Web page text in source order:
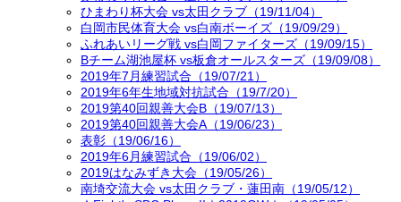
ひまわり杯大会 vs太田クラブ（19/11/04）
白岡市民体育大会 vs白南ボーイズ（19/09/29）
ふれあいリーグ戦 vs白岡ファイターズ（19/09/15）
Bチーム湖池屋杯 vs板倉オールスターズ（19/09/08）
2019年7月練習試合（19/07/21）
2019年6年生地域対抗試合（19/7/20）
2019第40回親善大会B（19/07/13）
2019第40回親善大会A（19/06/23）
表彰（19/06/16）
2019年6月練習試合（19/06/02）
2019はなみずき大会（19/05/26）
南埼交流大会 vs太田クラブ・蓮田南（19/05/12）